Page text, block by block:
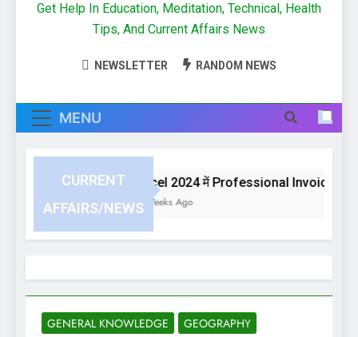
Get Help In Education, Meditation, Technical, Health
Tips, And Current Affairs News
NEWSLETTER RANDOM NEWS
MENU
CURRENT
AFFAIRS/NEWS
Excel 2024 में Professional Invoice या
3 Weeks Ago
GENERAL KNOWLEDGE GEOGRAPHY